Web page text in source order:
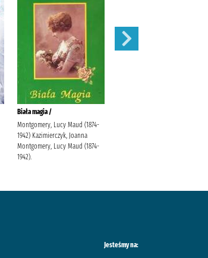
Biała magia /
Montgomery, Lucy Maud (1874-
1942) Kazimierczyk, Joanna
Montgomery, Lucy Maud (1874-
1942).
Jesteśmy na: